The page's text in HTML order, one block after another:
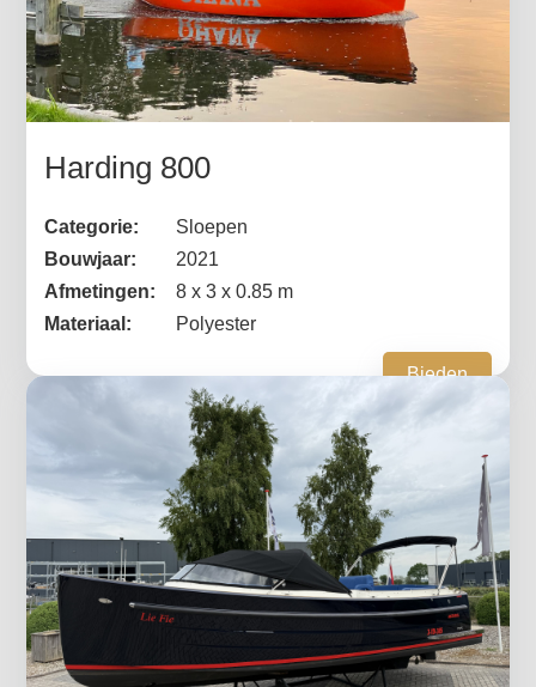
Harding 800
Categorie:
Sloepen
Bouwjaar:
2021
Afmetingen:
8 x 3 x 0.85 m
Materiaal:
Polyester
Bieden